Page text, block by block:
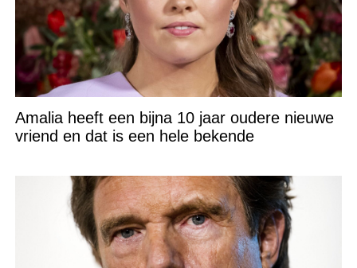
Amalia heeft een bijna 10 jaar oudere nieuwe
vriend en dat is een hele bekende